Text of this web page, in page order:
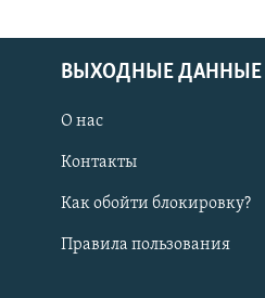
ВЫХОДНЫЕ ДАННЫЕ
О нас
Контакты
Как обойти блокировку?
Правила пользования